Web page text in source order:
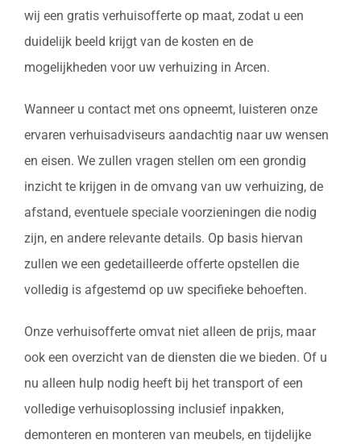
wij een gratis verhuisofferte op maat, zodat u een
duidelijk beeld krijgt van de kosten en de
mogelijkheden voor uw verhuizing in Arcen.
Wanneer u contact met ons opneemt, luisteren onze
ervaren verhuisadviseurs aandachtig naar uw wensen
en eisen. We zullen vragen stellen om een grondig
inzicht te krijgen in de omvang van uw verhuizing, de
afstand, eventuele speciale voorzieningen die nodig
zijn, en andere relevante details. Op basis hiervan
zullen we een gedetailleerde offerte opstellen die
volledig is afgestemd op uw specifieke behoeften.
Onze verhuisofferte omvat niet alleen de prijs, maar
ook een overzicht van de diensten die we bieden. Of u
nu alleen hulp nodig heeft bij het transport of een
volledige verhuisoplossing inclusief inpakken,
demonteren en monteren van meubels, en tijdelijke